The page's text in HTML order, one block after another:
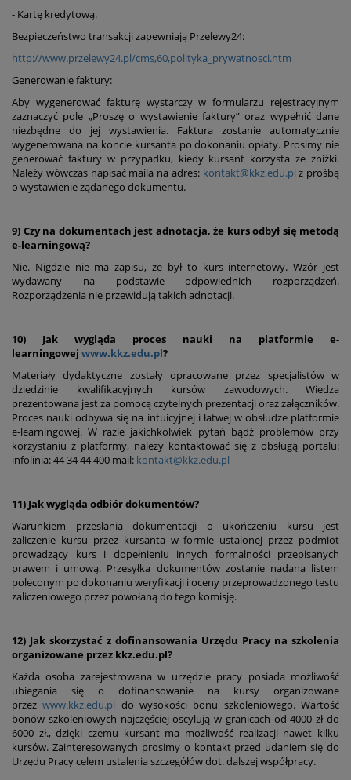
- Kartę kredytową.
Bezpieczeństwo transakcji zapewniają Przelewy24:
http://www.przelewy24.pl/cms,60,polityka_prywatnosci.htm
Generowanie faktury:
Aby wygenerować fakturę wystarczy w formularzu rejestracyjnym
zaznaczyć pole „Proszę o wystawienie faktury” oraz wypełnić dane
niezbędne do jej wystawienia. Faktura zostanie automatycznie
wygenerowana na koncie kursanta po dokonaniu opłaty. Prosimy nie
generować faktury w przypadku, kiedy kursant korzysta ze zniżki.
Należy wówczas napisać maila na adres: kontakt@kkz.edu.pl z prośbą
o wystawienie żądanego dokumentu.
9) Czy na dokumentach jest adnotacja, że kurs odbył się metodą
e-learningową?
Nie. Nigdzie nie ma zapisu, że był to kurs internetowy. Wzór jest
wydawany na podstawie odpowiednich rozporządzeń.
Rozporządzenia nie przewidują takich adnotacji.
10) Jak wygląda proces nauki na platformie e-
learningowej www.kkz.edu.pl?
Materiały dydaktyczne zostały opracowane przez specjalistów w
dziedzinie kwalifikacyjnych kursów zawodowych. Wiedza
prezentowana jest za pomocą czytelnych prezentacji oraz załączników.
Proces nauki odbywa się na intuicyjnej i łatwej w obsłudze platformie
e-learningowej. W razie jakichkolwiek pytań bądź problemów przy
korzystaniu z platformy, należy kontaktować się z obsługą portalu:
infolinia: 44 34 44 400 mail: kontakt@kkz.edu.pl
11) Jak wygląda odbiór dokumentów?
Warunkiem przesłania dokumentacji o ukończeniu kursu jest
zaliczenie kursu przez kursanta w formie ustalonej przez podmiot
prowadzący kurs i dopełnieniu innych formalności przepisanych
prawem i umową. Przesyłka dokumentów zostanie nadana listem
poleconym po dokonaniu weryfikacji i oceny przeprowadzonego testu
zaliczeniowego przez powołaną do tego komisję.
12) Jak skorzystać z dofinansowania Urzędu Pracy na szkolenia
organizowane przez kkz.edu.pl?
Każda osoba zarejestrowana w urzędzie pracy posiada możliwość
ubiegania się o dofinansowanie na kursy organizowane
przezwww.kkz.edu.pl do wysokości bonu szkoleniowego. Wartość
bonów szkoleniowych najczęściej oscylują w granicach od 4000 zł do
6000 zł., dzięki czemu kursant ma możliwość realizacji nawet kilku
kursów. Zainteresowanych prosimy o kontakt przed udaniem się do
Urzędu Pracy celem ustalenia szczegółów dot. dalszej współpracy.